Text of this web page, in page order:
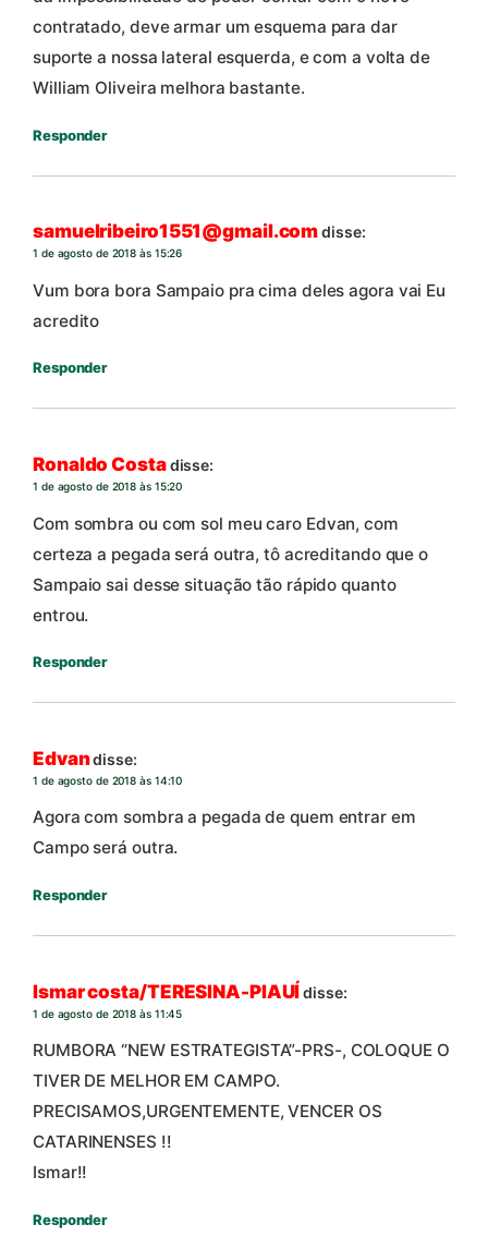
contratado, deve armar um esquema para dar
suporte a nossa lateral esquerda, e com a volta de
William Oliveira melhora bastante.
Responder
samuelribeiro1551@gmail.comdisse:
1 de agosto de 2018 às 15:26
Vum bora bora Sampaio pra cima deles agora vai Eu
acredito
Responder
Ronaldo Costadisse:
1 de agosto de 2018 às 15:20
Com sombra ou com sol meu caro Edvan, com
certeza a pegada será outra, tô acreditando que o
Sampaio sai desse situação tão rápido quanto
entrou.
Responder
Edvandisse:
1 de agosto de 2018 às 14:10
Agora com sombra a pegada de quem entrar em
Campo será outra.
Responder
Ismar costa/TERESINA-PIAUÍdisse:
1 de agosto de 2018 às 11:45
RUMBORA “NEW ESTRATEGISTA”-PRS-, COLOQUE O
TIVER DE MELHOR EM CAMPO.
PRECISAMOS,URGENTEMENTE, VENCER OS
CATARINENSES !!
Ismar!!
Responder